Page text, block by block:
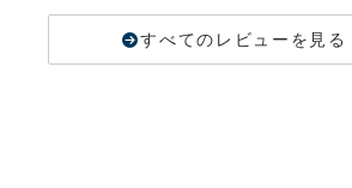
すべてのレビューを見る